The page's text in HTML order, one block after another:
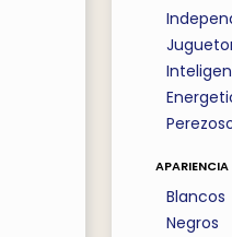
apariencia
Blancos
Negros